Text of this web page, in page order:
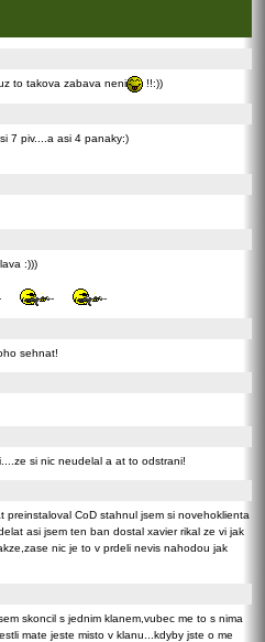
to takova zabava neni
!!:))
7 piv....a asi 4 panaky:)
:)))
sehnat!
si nic neudelal a at to odstrani!
CoD stahnul jsem si novehoklienta
asi jsem ten ban dostal xavier rikal ze vi jak
nic je to v prdeli nevis nahodou jak
skoncil s jednim klanem,vubec me to s nima
mate jeste misto v klanu...kdyby jste o me